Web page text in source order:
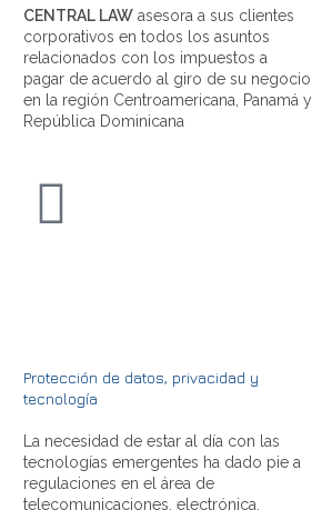
CENTRAL LAW asesora a sus clientes
corporativos en todos los asuntos
relacionados con los impuestos a
pagar de acuerdo al giro de su negocio
en la región Centroamericana, Panamá y
República Dominicana
Protección de datos, privacidad y
tecnología
La necesidad de estar al día con las
tecnologías emergentes ha dado pie a
regulaciones en el área de
telecomunicaciones, electrónica,